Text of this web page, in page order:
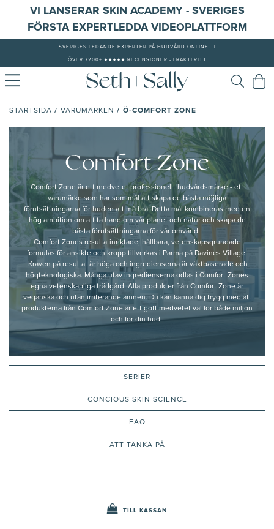
VI LANSERAR SKIN ACADEMY - SVERIGES
FÖRSTA EXPERTLEDDA VIDEOPLATTFORM
SVERIGES LEDANDE EXPERTER PÅ HUDVÅRD ONLINE
ÖVER 7200+ ★★★★★ RECENSIONER - FRAKTFRITT
STARTSIDA / VARUMÄRKEN / Ö-COMFORT ZONE
Comfort Zone
Comfort Zone är ett medvetet professionellt hudvårdsmärke - ett
varumärke som har som mål att skapa de bästa möjliga
förutsättningarna för huden att må bra. Detta mål kombineras med en
hög ambition om att ta hand om vår planet och natur och skapa de
bästa förutsättningarna för vår omvärld.
Comfort Zones resultatinriktade, hållbara, vetenskapsgrundade
formulas för ansikte och kropp tillverkas i Parma på Davines Village.
Kraven på resultat är höga och ingredienserna är växtbaserade och
högteknologiska. Många utav ingredienserna odlas i Comfort Zones
egna vetenskapliga trädgård. Alla produkter från Comfort Zone är
veganska och utan irriterande ämnen. Du kan känna dig trygg med att
produkterna från Comfort Zone är ett gott medvetet val för både miljön
och för din hud.
SERIER
CONCIOUS SKIN SCIENCE
FAQ
ATT TÄNKA PÅ
TILL KASSAN